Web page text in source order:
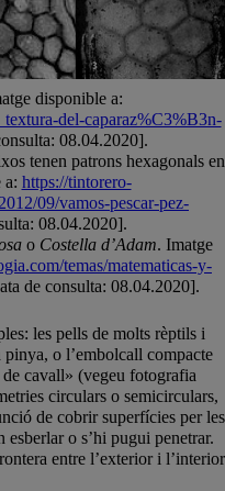
disponible a:
del-caparaz%C3%B3n-
08.04.2020].
tenen patrons hexagonals en
a: https://tintorero-
09/vamos-pescar-pez-
08.04.2020].
o Costella d’Adam. Imatge
temas/matematicas-y-
de consulta: 08.04.2020].
les pells de molts rèptils i
o l’embolcall compacte
de cavall» (vegeu fotografia
circulars o semicirculars,
de cobrir superfícies per les
o s’hi pugui penetrar.
entre l’exterior i l’interior